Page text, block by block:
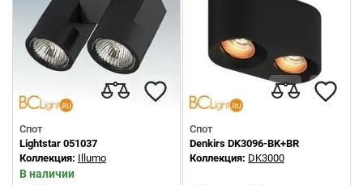
Спот
Lightstar 051037
Коллекция: Illumo
В наличии
Спот
Denkirs DK3096-BK+BR
Коллекция: DK3000